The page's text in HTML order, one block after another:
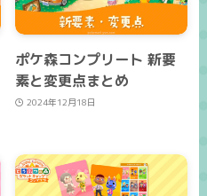
ポケ森コンプリート 新要
素と変更点まとめ
2024年12月18日